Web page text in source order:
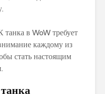
в WoW требует
каждому из
стать настоящим